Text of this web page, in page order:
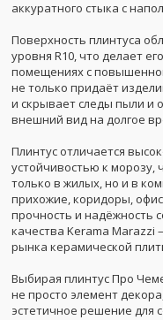
аккуратного стыка с
Поверхность плинтуса
уровня R10, что делает
помещениях с
не только придаёт
и скрывает следы пыли и
внешний вид на долгое
Плинтус отличается
устойчивостью к морозу,
только в жилых, но и в
прихожие, коридоры,
прочность и надёжность
качества Kerama Marazzi
рынка керамической
Выбирая плинтус Про
не просто элемент
эстетичное решение для